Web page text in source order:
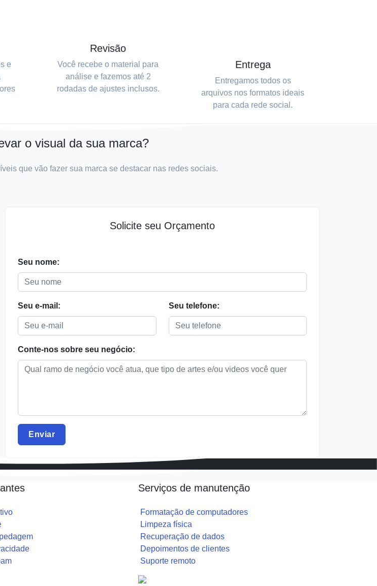
e
Revisão
Você recebe o material para
análise e fazemos até 2
rodadas de ajustes inclusos.
Entrega
Entregamos todos os
arquivos nos formatos ideais
para cada rede social.
o visual da sua marca?
que vão fazer sua marca se destacar nas redes sociais.
Solicite seu Orçamento
Seu nome:
Seu e-mail: Seu telefone:
Conte-nos sobre seu negócio:
Serviços de manutenção
Formatação de computadores
Limpeza física
Recuperação de dados
Depoimentos de clientes
Suporte remoto